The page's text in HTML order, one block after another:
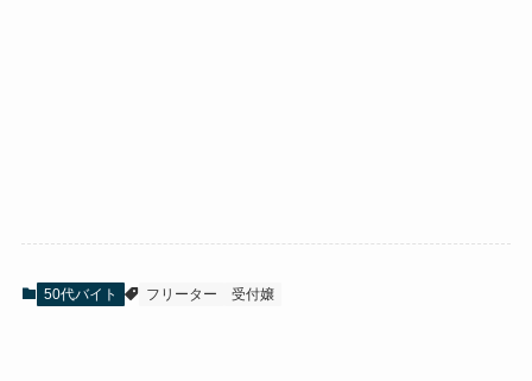
50代バイト フリーター 受付嬢